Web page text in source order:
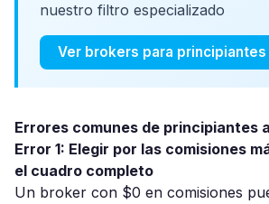
nuestro filtro especializado
Ver brokers para principiantes
Errores comunes de principiantes
Error 1: Elegir por las comisiones
el cuadro completo
Un broker con $0 en comisiones